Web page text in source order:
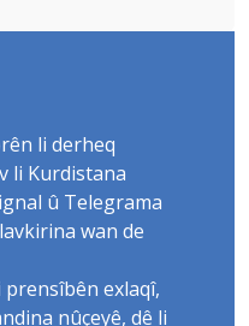
li derheq
li Kurdistana
û Telegrama
wan de
exlaqî,
nûçeyê, dê li